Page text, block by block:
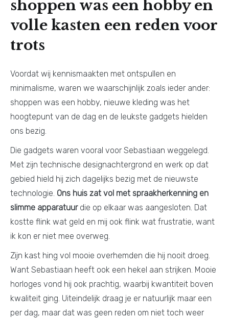
shoppen was een hobby en
volle kasten een reden voor
trots
Voordat wij kennismaakten met ontspullen en
minimalisme, waren we waarschijnlijk zoals ieder ander:
shoppen was een hobby, nieuwe kleding was het
hoogtepunt van de dag en de leukste gadgets hielden
ons bezig.
Die gadgets waren vooral voor Sebastiaan weggelegd.
Met zijn technische designachtergrond en werk op dat
gebied hield hij zich dagelijks bezig met de nieuwste
technologie. Ons huis zat vol met spraakherkenning en
slimme apparatuurdie op elkaar was aangesloten. Dat
kostte flink wat geld en mij ook flink wat frustratie, want
ik kon er niet mee overweg.
Zijn kast hing vol mooie overhemden die hij nooit droeg.
Want Sebastiaan heeft ook een hekel aan strijken. Mooie
horloges vond hij ook prachtig, waarbij kwantiteit boven
kwaliteit ging. Uiteindelijk draag je er natuurlijk maar een
per dag, maar dat was geen reden om niet toch weer